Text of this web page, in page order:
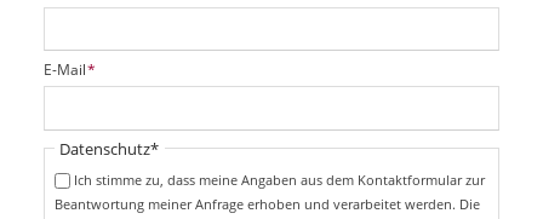
f
i
c
t
f
P
f
i
E-Mail*
Pflichtfeld
Datenschutz*
Ich stimme zu, dass meine Angaben aus dem Kontaktformular zur
Beantwortung meiner Anfrage erhoben und verarbeitet werden. Die